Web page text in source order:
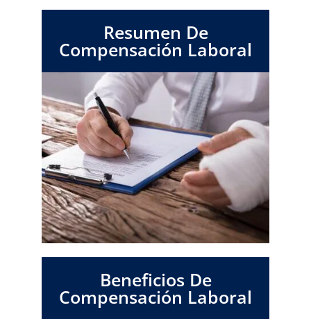
Resumen De
Compensación Laboral
Beneficios De
Compensación Laboral